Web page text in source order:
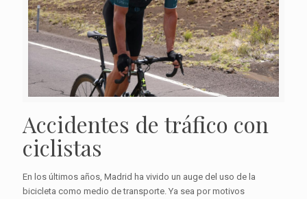
Accidentes de tráfico con
ciclistas
En los últimos años, Madrid ha vivido un auge del uso de la
bicicleta como medio de transporte. Ya sea por motivos